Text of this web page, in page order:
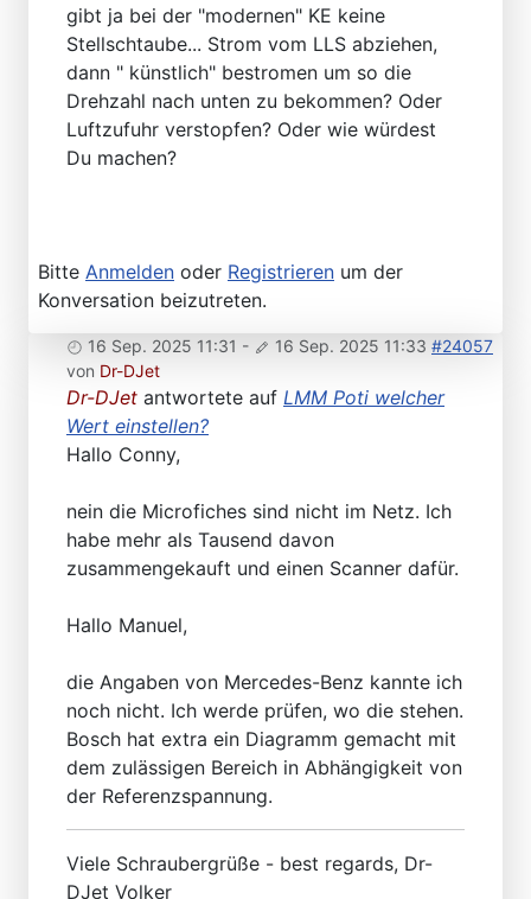
gibt ja bei der "modernen" KE keine
Stellschtaube... Strom vom LLS abziehen,
dann " künstlich" bestromen um so die
Drehzahl nach unten zu bekommen? Oder
Luftzufuhr verstopfen? Oder wie würdest
Du machen?
Bitte Anmelden oder Registrieren um der
Konversation beizutreten.
16 Sep. 2025 11:31 - 16 Sep. 2025 11:33 #24057
von Dr-DJet
Dr-DJet antwortete auf LMM Poti welcher
Wert einstellen?
Hallo Conny,
nein die Microfiches sind nicht im Netz. Ich
habe mehr als Tausend davon
zusammengekauft und einen Scanner dafür.
Hallo Manuel,
die Angaben von Mercedes-Benz kannte ich
noch nicht. Ich werde prüfen, wo die stehen.
Bosch hat extra ein Diagramm gemacht mit
dem zulässigen Bereich in Abhängigkeit von
der Referenzspannung.
Viele Schraubergrüße - best regards, Dr-
DJet Volker